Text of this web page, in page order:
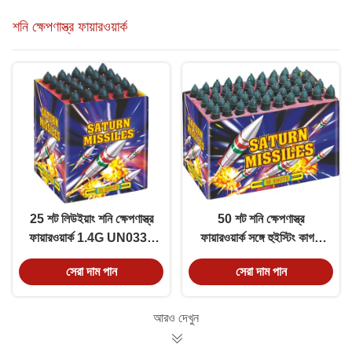
শনি ক্ষেপণাস্ত্র ফায়ারওয়ার্ক
25 শট লিউইয়াং শনি ক্ষেপণাস্ত্র
ফায়ারওয়ার্ক 1.4G UN0336
ক্লাস সুপারসাইজড রঙ
সেরা দাম পান
50 শট শনি ক্ষেপণাস্ত্র
ফায়ারওয়ার্ক সঙ্গে হুইস্টিং কাগজ
টিউব এবং ছাঁচ উভয় উপলব্ধ
সেরা দাম পান
আরও দেখুন